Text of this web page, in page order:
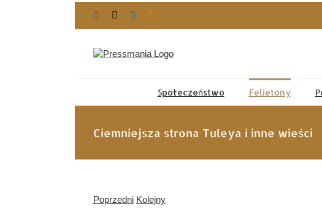
Facebook LinkedIn
Społeczeństwo Felietony
Ciemniejsza strona Tuleya i inne wieści
Poprzedni Kolejny